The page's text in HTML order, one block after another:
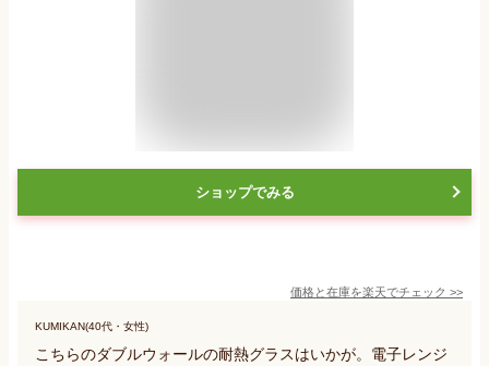
ショップでみる
価格と在庫を楽天でチェック >>
KUMIKAN(40代・女性)
こちらのダブルウォールの耐熱グラスはいかが。電子レンジ